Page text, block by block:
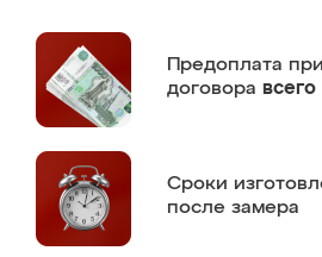
Предоплата
договора
Сроки
после замера